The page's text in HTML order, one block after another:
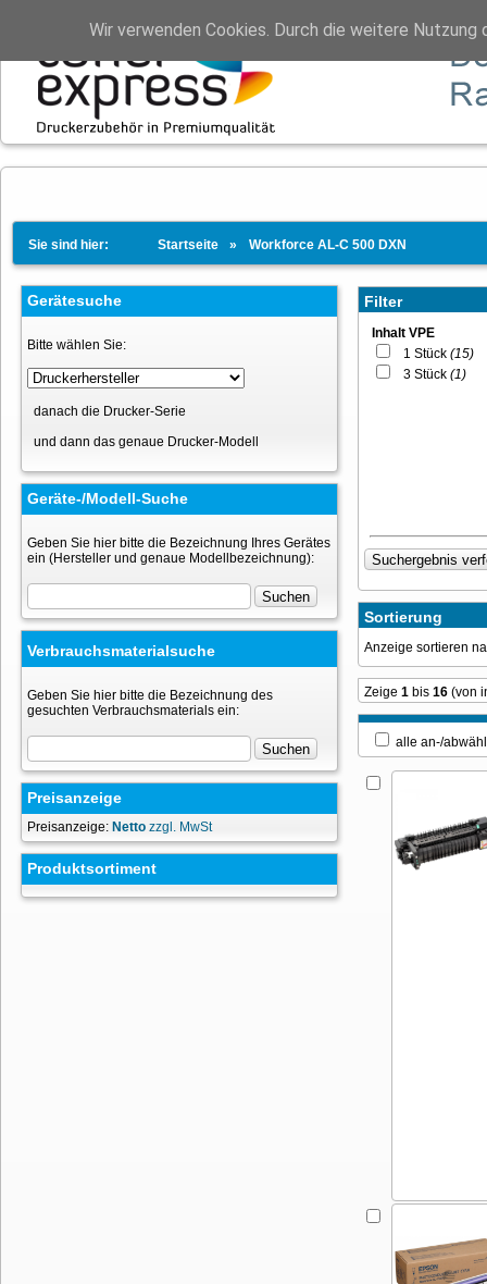
Sie sind hier: Startseite Workforce AL-C 500 DXN
Gerätesuche
Bitte wählen Sie:
danach die Drucker-Serie
und dann das genaue Drucker-Modell
Geräte-/Modell-Suche
Geben Sie hier bitte die Bezeichnung Ihres Gerätes
ein (Hersteller und genaue Modellbezeichnung):
Verbrauchsmaterialsuche
Geben Sie hier bitte die Bezeichnung des
gesuchten Verbrauchsmaterials ein:
Preisanzeige
Preisanzeige: Netto zzgl. MwSt
Produktsortiment
Filter
Inhalt VPE
1 Stück (15)
3 Stück (1)
Sortierung
Anzeige sortieren
Zeige 1 bis 16 (von
alle an-/
Wir verwenden Cookies. Durch die weitere